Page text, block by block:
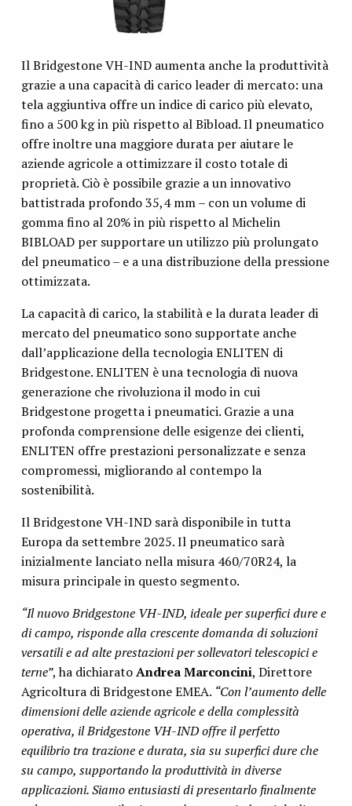
Il Bridgestone VH-IND aumenta anche la produttività
grazie a una capacità di carico leader di mercato: una
tela aggiuntiva offre un indice di carico più elevato,
fino a 500 kg in più rispetto al Bibload. Il pneumatico
offre inoltre una maggiore durata per aiutare le
aziende agricole a ottimizzare il costo totale di
proprietà. Ciò è possibile grazie a un innovativo
battistrada profondo 35,4 mm – con un volume di
gomma fino al 20% in più rispetto al Michelin
BIBLOAD per supportare un utilizzo più prolungato
del pneumatico – e a una distribuzione della pressione
ottimizzata.
La capacità di carico, la stabilità e la durata leader di
mercato del pneumatico sono supportate anche
dall’applicazione della tecnologia ENLITEN di
Bridgestone. ENLITEN è una tecnologia di nuova
generazione che rivoluziona il modo in cui
Bridgestone progetta i pneumatici. Grazie a una
profonda comprensione delle esigenze dei clienti,
ENLITEN offre prestazioni personalizzate e senza
compromessi, migliorando al contempo la
sostenibilità.
Il Bridgestone VH-IND sarà disponibile in tutta
Europa da settembre 2025. Il pneumatico sarà
inizialmente lanciato nella misura 460/70R24, la
misura principale in questo segmento.
“Il nuovo Bridgestone VH-IND, ideale per superfici dure e
di campo, risponde alla crescente domanda di soluzioni
versatili e ad alte prestazioni per sollevatori telescopici e
terne”, ha dichiaratoAndrea Marconcini, Direttore
Agricoltura di Bridgestone EMEA. “Con l’aumento delle
dimensioni delle aziende agricole e della complessità
operativa, il Bridgestone VH-IND offre il perfetto
equilibrio tra trazione e durata, sia su superfici dure che
su campo, supportando la produttività in diverse
applicazioni. Siamo entusiasti di presentarlo finalmente